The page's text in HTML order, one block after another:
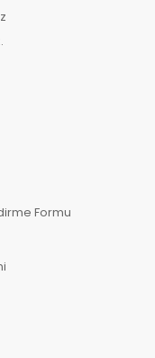
Formu